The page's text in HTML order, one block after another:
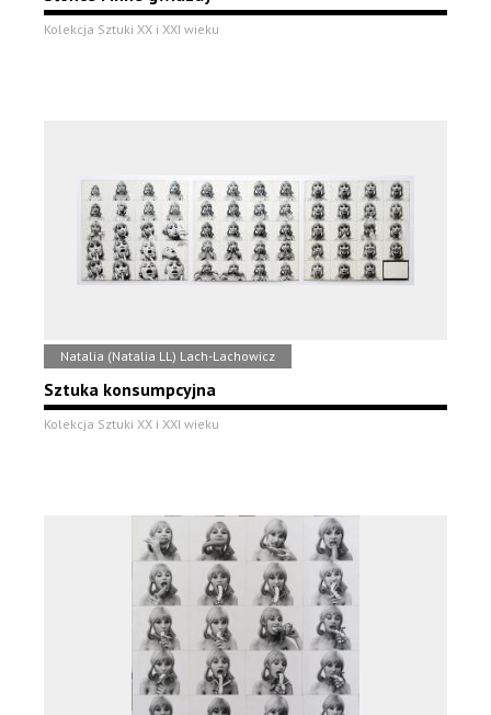
Kolekcja Sztuki XX i XXI wieku
Natalia (Natalia LL) Lach-Lachowicz
Sztuka konsumpcyjna
Kolekcja Sztuki XX i XXI wieku